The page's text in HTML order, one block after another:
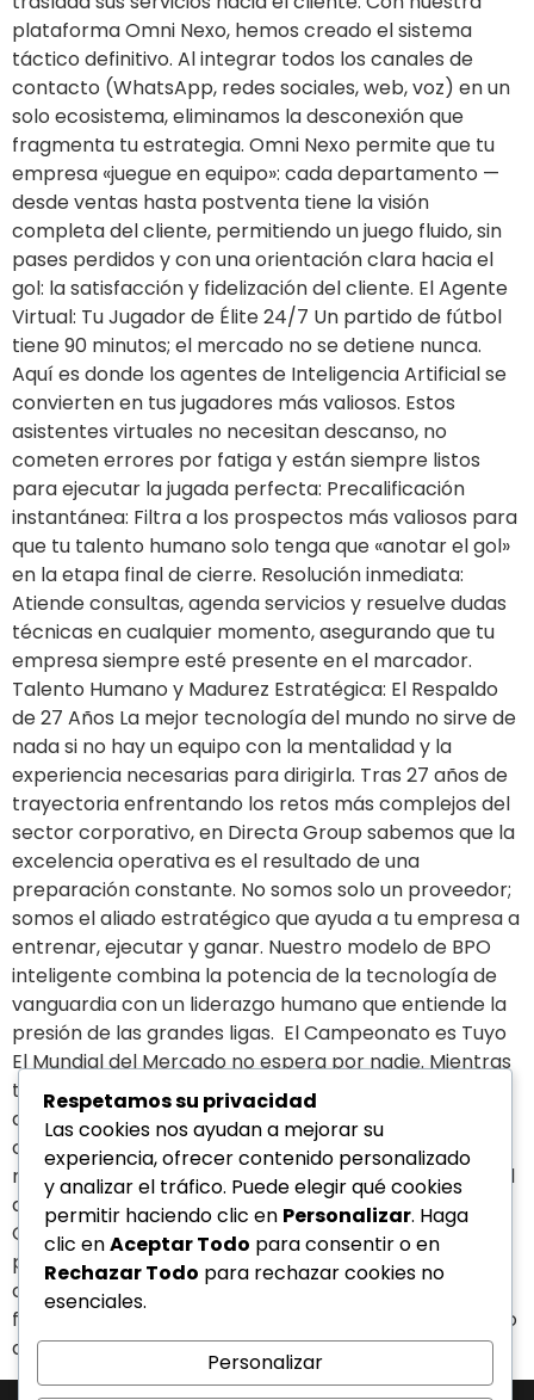
plataforma Omni Nexo, hemos creado el sistema
táctico definitivo. Al integrar todos los canales de
contacto (WhatsApp, redes sociales, web, voz) en un
solo ecosistema, eliminamos la desconexión que
fragmenta tu estrategia. Omni Nexo permite que tu
empresa «juegue en equipo»: cada departamento —
desde ventas hasta postventa tiene la visión
completa del cliente, permitiendo un juego fluido, sin
pases perdidos y con una orientación clara hacia el
gol: la satisfacción y fidelización del cliente. El Agente
Virtual: Tu Jugador de Élite 24/7 Un partido de fútbol
tiene 90 minutos; el mercado no se detiene nunca.
Aquí es donde los agentes de Inteligencia Artificial se
convierten en tus jugadores más valiosos. Estos
asistentes virtuales no necesitan descanso, no
cometen errores por fatiga y están siempre listos
para ejecutar la jugada perfecta: Precalificación
instantánea: Filtra a los prospectos más valiosos para
que tu talento humano solo tenga que «anotar el gol»
en la etapa final de cierre. Resolución inmediata:
Atiende consultas, agenda servicios y resuelve dudas
técnicas en cualquier momento, asegurando que tu
empresa siempre esté presente en el marcador.
Talento Humano y Madurez Estratégica: El Respaldo
de 27 Años La mejor tecnología del mundo no sirve de
nada si no hay un equipo con la mentalidad y la
experiencia necesarias para dirigirla. Tras 27 años de
trayectoria enfrentando los retos más complejos del
sector corporativo, en Directa Group sabemos que la
excelencia operativa es el resultado de una
preparación constante. No somos solo un proveedor;
somos el aliado estratégico que ayuda a tu empresa a
entrenar, ejecutar y ganar. Nuestro modelo de BPO
inteligente combina la potencia de la tecnología de
vanguardia con un liderazgo humano que entiende la
presión de las grandes ligas. El Campeonato es Tuyo
El Mundial del Mercado no espera por nadie. Mientras
tu competencia sigue utilizando sistemas
desconectados y procesos manuales lentos, tu
corporación puede adoptar un modelo de alto
rendimiento impulsado por la IA, la omnicanalidad y el
análisis táctico de nuestro Centro de Inteligencia
Operacional. ¿Tu infraestructura operativa está lista
para el desafío o vas perdiendo por goleada ante la
competencia? Hablemos sobre cómo podemos
fortalecer tu estrategia y llevar a tu empresa al podio
de la eficiencia este 2026.
Respetamos su privacidad
Las cookies nos ayudan a mejorar su
experiencia, ofrecer contenido personalizado
y analizar el tráfico. Puede elegir qué cookies
permitir haciendo clic en Personalizar. Haga
clic enAceptar Todo para consentir o en
Rechazar Todo para rechazar cookies no
esenciales.
Personalizar